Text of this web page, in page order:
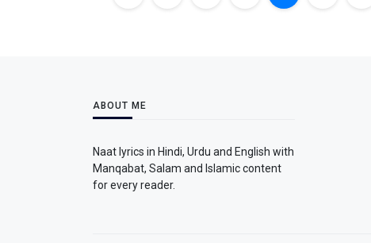
ABOUT ME
Naat lyrics in Hindi, Urdu and English with
Manqabat, Salam and Islamic content
for every reader.